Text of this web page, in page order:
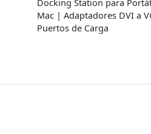
Docking Station para
Mac | Adaptadores DVI a
Puertos de Carga